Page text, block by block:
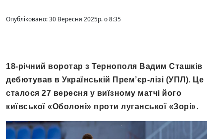
Опубліковано: 30 Вересня 2025р. о 8:35
18-річний воротар з Тернополя Вадим Сташків
дебютував в Українській Прем’єр-лізі (УПЛ). Це
сталося 27 вересня у виїзному матчі його
київської «Оболоні» проти луганської «Зорі».